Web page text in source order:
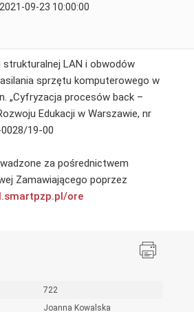
2021-09-23 10:00:00
strukturalnej LAN i obwodów
sprzętu komputerowego w
„Cyfryzacja procesów back –
Edukacji w Warszawie, nr
0028/19-00
za pośrednictwem
Zamawiającego poprzez
ore
722
Joanna Kowalska